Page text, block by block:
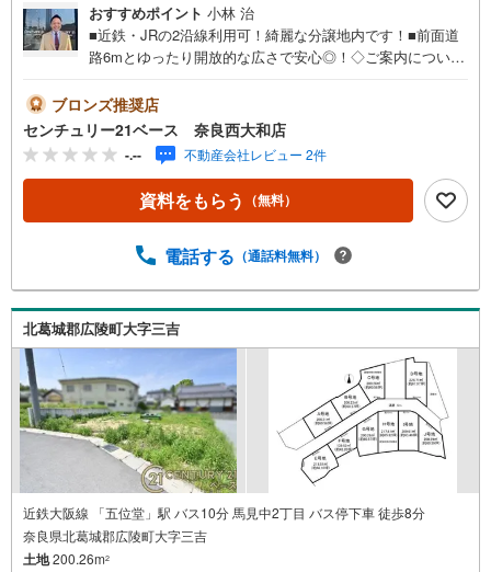
おすすめポイント 小林 治
■近鉄・JRの2沿線利用可！綺麗な分譲地内です！■前面道
路6mとゆったり開放的な広さで安心◎！◇ご案内について
ご見学可！・今から見たい！というお声にもご対応できま
す！◇住宅ローンもお任せください！◇・提携銀行多数あ
り（地方銀行・都市銀行・信用金庫etc）・優遇後適用金利
0.875％～（審査内容により異なります）--- ◇◇ Yahoo！
不動産キャンペーン対象店舗 ◇◇ ----当店で物件を成約い
ただくとPayPayボーナスライトがもらえる【Yahoo！不動
もらう」「見学予約をする」からエントリーください。※必
い。-----------------------------
ブロンズ推奨店
センチュリー21ベース 奈良西大和店
-.-- 不動産会社レビュー 2件
資料をもらう （無料）
電話する （通話料無料）
北葛城郡広陵町大字三吉
近鉄大阪線 「五位堂」駅 バス10分 馬見中2丁目 バス停下車 徒歩8分
奈良県北葛城郡広陵町大字三吉
土地200.26m2